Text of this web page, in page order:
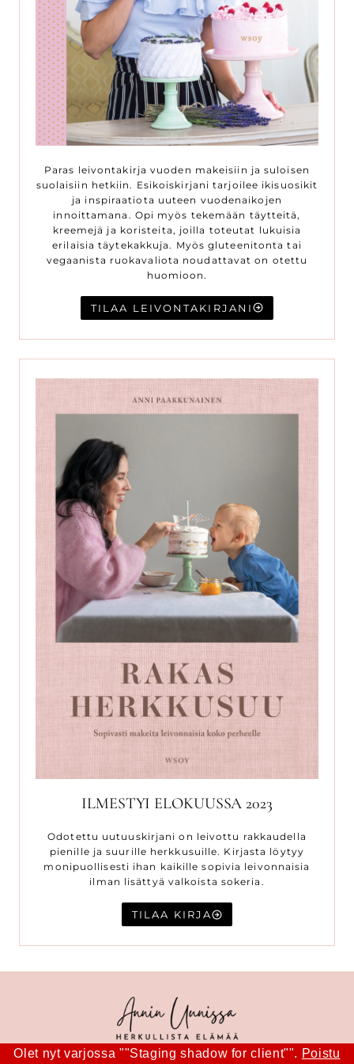
Paras leivontakirja vuoden makeisiin ja suloisen
suolaisiin hetkiin. Esikoiskirjani tarjoilee ikisuosikit
ja inspiraatiota uuteen vuodenaikojen
innoittamana. Opi myös tekemään täytteitä,
kreemejä ja koristeita, joilla toteutat lukuisia
erilaisia täytekakkuja. Myös gluteenitonta tai
vegaanista ruokavaliota noudattavat on otettu
huomioon.
TILAA LEIVONTAKIRJANI
ILMESTYI ELOKUUSSA 2023
Odotettu uutuuskirjani on leivottu rakkaudella
pienille ja suurille herkkusuille. Kirjasta löytyy
monipuollisesti ihan kaikille sopivia leivonnaisia
ilman lisättyä valkoista sokeria.
TILAA KIRJA
Olet nyt varjossa ""Staging shadow for client"". Poistu